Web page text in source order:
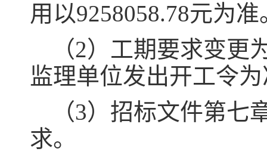
用以9258058.78元为准
（2）工期要求变
监理单位发出开工令
（3）招标文件第
求。